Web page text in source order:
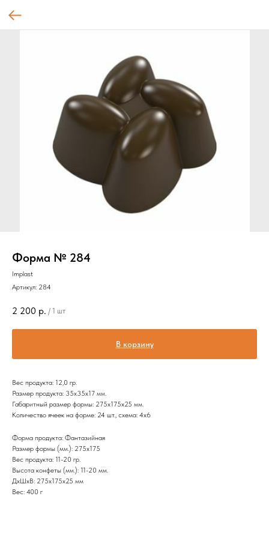
Форма № 284
Implast
Артикул: 284
2 200 р. / 1 шт
В корзину
Вес продукта: 12,0 гр.
Размер продукта: 35х35х17 мм.
Габаритный размер формы: 275х175х25 мм.
Количество ячеек на форме: 24 шт., схема: 4х6
Форма продукта: Фантазийная
Размер формы (мм.): 275х175
Вес продукта: 11-20 гр.
Высота конфеты (мм.): 11-20 мм.
ДxШxВ: 275x175x25 мм
Вес: 400 г